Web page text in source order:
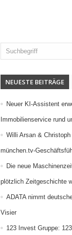
NEUESTE BEITRÄGE
Neuer KI-Assistent
Immobilienservice rund
Willi Arsan &
münchen.tv-
Die neue
plötzlich Zeitgeschichte
ADATA nimmt
Visier
123 Invest Gruppe: